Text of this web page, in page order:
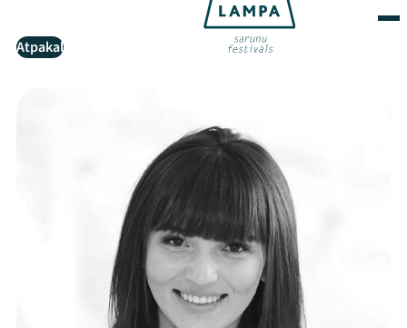
Atpakaļ